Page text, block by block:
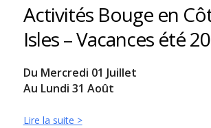
Activités Bouge en
Isles – Vacances été
Du Mercredi 01 Juillet
Au Lundi 31 Août
Lire la suite >